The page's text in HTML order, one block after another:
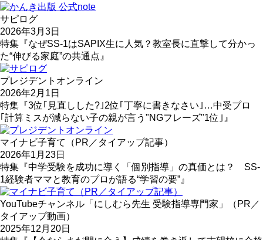
サピログ
2026年3月3日
特集『なぜSS-1はSAPIX生に人気？教室長に直撃して分かっ
た“伸びる家庭”の共通点』
プレジデントオンライン
2026年2月1日
特集『3位｢見直しした?｣2位｢丁寧に書きなさい｣…中受プロ
｢計算ミスが減らない子の親が言う"NGフレーズ"1位｣』
マイナビ子育て（PR／タイアップ記事）
2026年1月23日
特集『中学受験を成功に導く「個別指導」の真価とは？ SS-
1経験者ママと教育のプロが語る“学習の要”』
YouTubeチャンネル「にしむら先生 受験指導専門家」（PR／
タイアップ動画）
2025年12月20日